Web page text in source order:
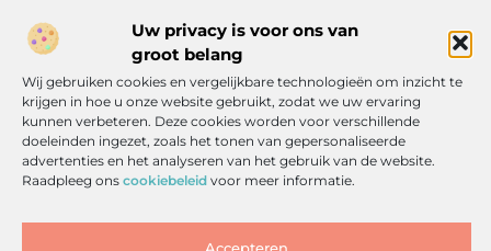
Uw privacy is voor ons van
groot belang
Wij gebruiken cookies en vergelijkbare technologieën om inzicht te
krijgen in hoe u onze website gebruikt, zodat we uw ervaring
kunnen verbeteren. Deze cookies worden voor verschillende
doeleinden ingezet, zoals het tonen van gepersonaliseerde
advertenties en het analyseren van het gebruik van de website.
Raadpleeg ons cookiebeleid voor meer informatie.
Accepteren
Vind Ons Hier :
Beroemdheden Uit de Media Partners Over ons
Contact Artikel publiceren Website index Cookiebeleid (EU)